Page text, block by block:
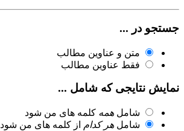
جستجو در ...
متن و عناوین مطالب
فقط عناوین مطالب
نمایش نتایجی که شامل ...
شامل همه کلمه های من شود
شامل هر کدام از کلمه های من شود